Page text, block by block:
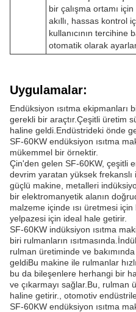
bir çalışma ortamı
akıllı, hassas kontrol
kullanıcının tercihine
otomatik olarak
Uygulamalar:
Endüksiyon ısıtma
gerekli bir araçtır.Çeşitli üretim
haline geldi.Endüstrideki önde
SF-60KW endüksiyon ısıtma
mükemmel bir örnektir.
Çin'den gelen SF-60KW, çeşitli
devrim yaratan yüksek frekanslı
güçlü makine, metalleri
bir elektromanyetik alanın
malzeme içinde ısı üretmesi
yelpazesi için ideal hale getirir.
SF-60KW indüksiyon ısıtma
biri rulmanların
rulman üretiminde ve
geldiBu makine ile rulmanlar
bu da bileşenlere herhangi bir
ve çıkarmayı sağlar.Bu, rulman
haline getirir., otomotiv
SF-60KW endüksiyon ısıtma